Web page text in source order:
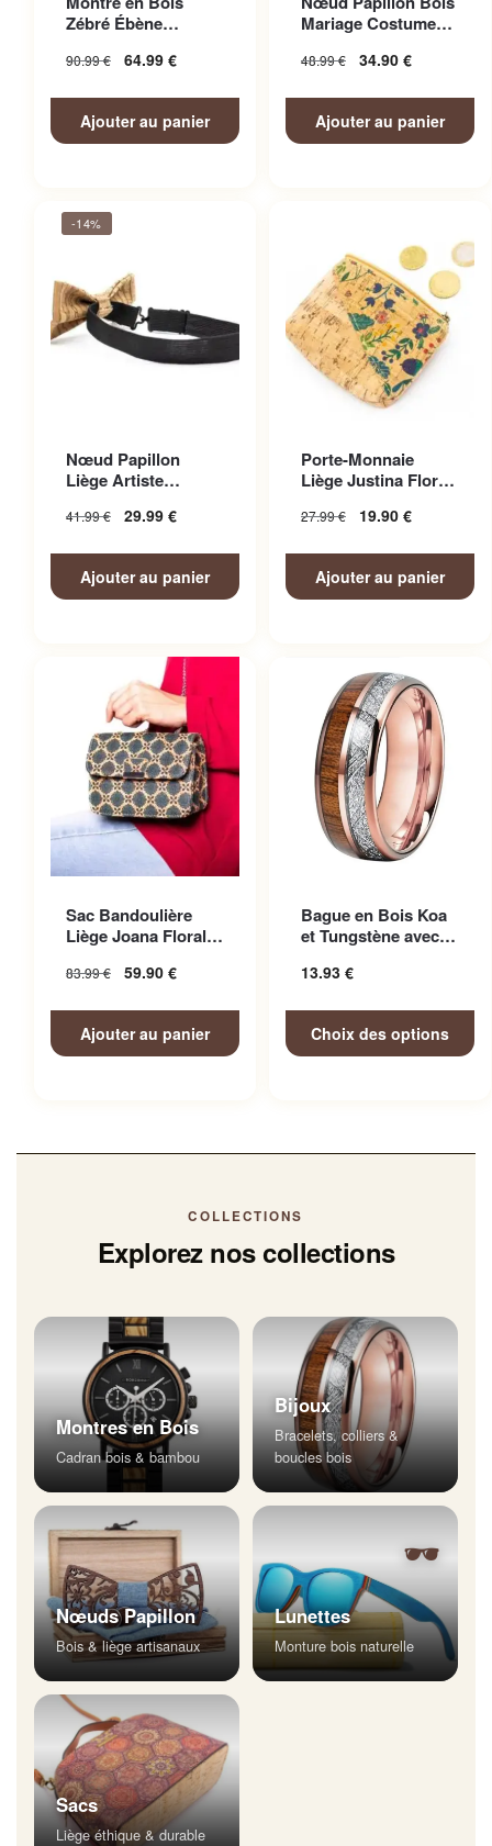
Zébré Ébène
90.99€ 64.99 €
Ajouter au panier
Mariage Costume
48.99€ 34.90 €
Ajouter au panier
-14%
Nœud Papillon
Liège Artiste
41.99€ 29.99 €
Ajouter au panier
Porte-Monnaie
Liège Justina Floral
27.99€ 19.90 €
Ajouter au panier
Sac Bandoulière
Liège Joana Floral
83.99€ 59.90 €
Ajouter au panier
Bague en Bois Koa
et Tungstène avec
13.93 €
Choix des options
variations. Les options
peuvent être choisies sur la
page du produit
COLLECTIONS
Explorez nos collections
Montres en Bois
Cadran bois & bambou
Bijoux
Bracelets, colliers &
boucles bois
Nœuds Papillon
Bois & liège artisanaux
🕶
Lunettes
Monture bois naturelle
Sacs
Liège éthique & durable